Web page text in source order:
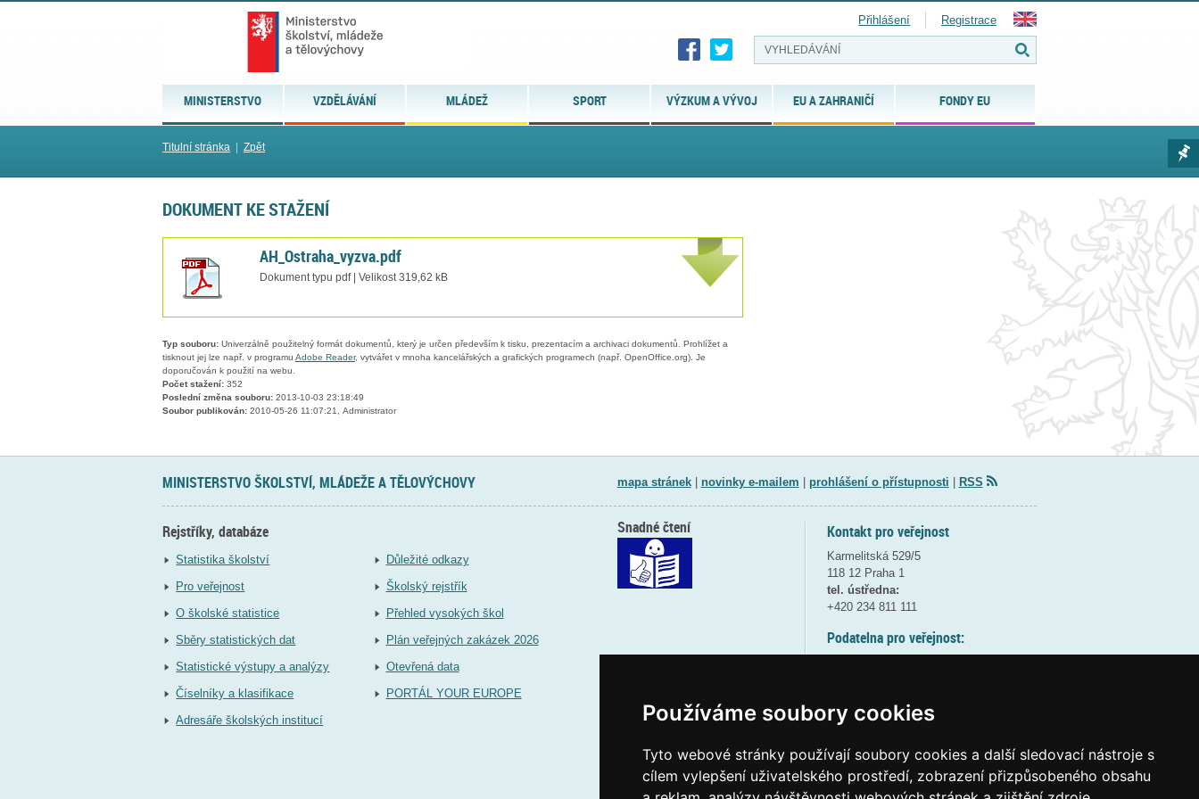
Používáme soubory cookies
Tyto webové stránky používají soubory cookies a další sledovací nástroje s
cílem vylepšení uživatelského prostředí, zobrazení přizpůsobeného obsahu
MINISTERSTVO VZDĚLÁVÁNÍ MLÁDEŽ SPORT VÝZKUM A VÝVOJ EU A ZAHRANIČÍ FONDY EU
Přihlášení Registrace
Titulní stránka Zpět
DOKUMENT KE STAŽENÍ
AH_Ostraha_vyzva.pdf
Dokument typu pdf | Velikost 319,62 kB
Typ souboru: Univerzálně použitelný formát dokumentů, který je určen především k tisku, prezentacím a archivaci dokumentů. Prohlížet a
tisknout jej lze např. v programu Adobe Reader, vytvářet v mnoha kancelářských a grafických programech (např. OpenOffice.org). Je
doporučován k použití na webu.
Počet stažení: 352
Poslední změna souboru: 2013-10-03 23:18:49
Soubor publikován: 2010-05-26 11:07:21, Administrator
MINISTERSTVO ŠKOLSTVÍ, MLÁDEŽE A TĚLOVÝCHOVY mapa stránek| novinky e-mailem prohlášení o přístupnosti RSS
Rejstříky, databáze
Statistika školství
Pro veřejnost
O školské statistice
Sběry statistických dat
Statistické výstupy a analýzy
Číselníky a klasifikace
Adresáře školských institucí
Důležité odkazy
Školský rejstřík
Přehled vysokých škol
Plán veřejných zakázek 2026
Otevřená data
PORTÁL YOUR EUROPE
Kontakt pro veřejnost
Karmelitská 529/5
118 12 Praha 1
tel. ústředna:
+420 234 811 111
Podatelna pro veřejnost:
(více informací
Elektronická podatelna:
Snadné čtení